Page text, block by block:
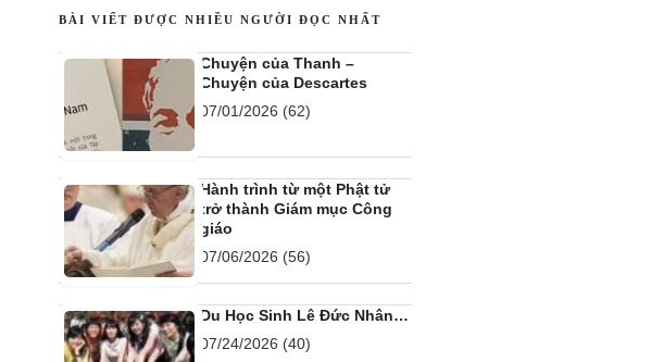
BÀI VIẾT ĐƯỢC NHIỀU NGƯỜI ĐỌC NHẤT
Chuyện của Thanh –
Chuyện của Descartes
07/01/2026 (62)
Hành trình từ một Phật tử
trở thành Giám mục Công
giáo
07/06/2026 (56)
Du Học Sinh Lê Đức Nhân…
07/24/2026 (40)